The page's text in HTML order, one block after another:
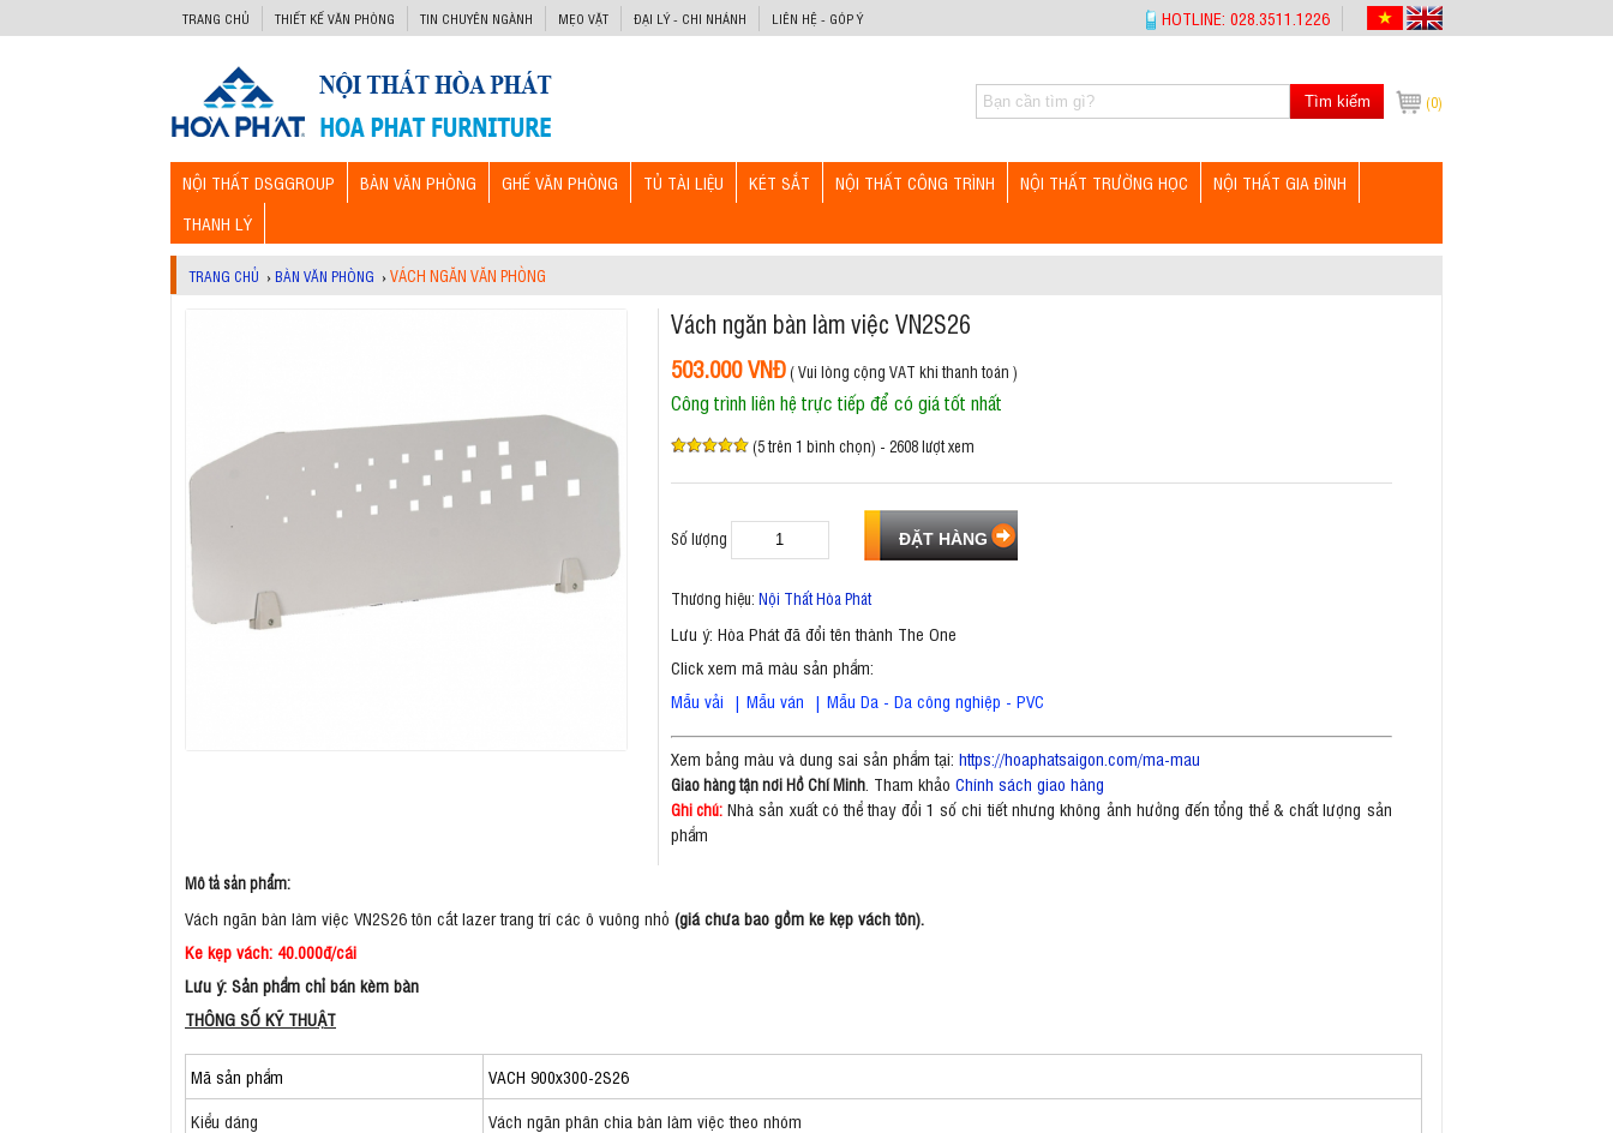
TRANG CHỦ THIẾT KẾ VĂN PHÒNG TIN CHUYÊN NGÀNH MẸO VẶT ĐẠI LÝ - CHI NHÁNH LIÊN HỆ - GÓP Ý HOTLINE: 028.3511.1226
(0)
Tìm kiếm
NỘI THẤT DSGGROUP BÀN VĂN PHÒNG GHẾ VĂN PHÒNG TỦ TÀI LIỆU KÉT SẮT NỘI THẤT CÔNG TRÌNH NỘI THẤT TRƯỜNG HỌC
NỘI THẤT GIA ĐÌNH
THANH LÝ
TRANG CHỦ › BÀN VĂN PHÒNG ›VÁCH NGĂN VĂN PHÒNG
Vách ngăn bàn làm việc VN2S26
503.000 VNĐ( Vui lòng cộng VAT khi thanh toán )
Công trình liên hệ trực tiếp để có giá tốt nhất
(5 trên 1 bình chọn) - 2608 lượt xem
Số lượng
Thương hiệu: Nội Thất Hòa Phát
Lưu ý: Hòa Phát đã đổi tên thành The One
Click xem mã màu sản phẩm:
Mẫu vải | Mẫu ván | Mẫu Da - Da công nghiệp - PVC
Xem bảng màu và dung sai sản phẩm tại: https://hoaphatsaigon.com/ma-mau
Giao hàng tận nơi Hồ Chí Minh. Tham khảo Chính sách giao hàng
Ghi chú:Nhà sản xuất có thể thay đổi 1 số chi tiết nhưng không ảnh hưởng đến tổng thể & chất lượng sản
phẩm
Mô tả sản phẩm:
Vách ngăn bàn làm việc VN2S26 tôn cắt lazer trang trí các ô vuông nhỏ (giá chưa bao gồm ke kẹp vách tôn).
Ke kẹp vách: 40.000đ/cái
Lưu ý: Sản phẩm chỉ bán kèm bàn
THÔNG SỐ KỸ THUẬT
Mã sản phẩm
VACH 900x300-2S26
Kiểu dáng
Vách ngăn phân chia bàn làm việc theo nhóm